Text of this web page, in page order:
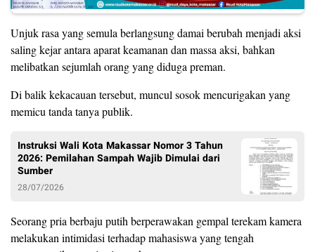
Unjuk rasa yang semula berlangsung damai berubah menjadi aksi
saling kejar antara aparat keamanan dan massa aksi, bahkan
melibatkan sejumlah orang yang diduga preman.
Di balik kekacauan tersebut, muncul sosok mencurigakan yang
memicu tanda tanya publik.
Instruksi Wali Kota Makassar Nomor 3 Tahun
2026: Pemilahan Sampah Wajib Dimulai dari
Sumber
28/07/2026
Seorang pria berbaju putih berperawakan gempal terekam kamera
melakukan intimidasi terhadap mahasiswa yang tengah